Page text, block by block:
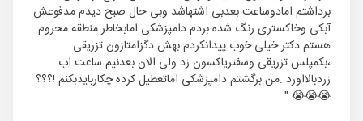
برداشتم امادوساعت بعدبی اشتهاشد وبی حال صبح دیدم مدفوعش
آبکی وخاکستری رنگ شده بردم دامپزشکی امابخاطر منطقه محروم
هستم دکتر خیلی خوب پیدانکردم بهش دگزامتازون تزریقی
،بکمپلس تزریقی وسفتریاکسون زد ولی الان بعدنیم ساعت اب
زردبالااورد .من برگشتم دامپزشکی اماتعطیل کرده چکاربایدبکنم !؟؟؟
😭😭😭 "